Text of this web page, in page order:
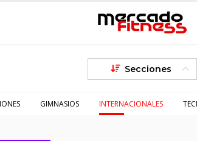
Secciones
GIMNASIOS INTERNACIONALES